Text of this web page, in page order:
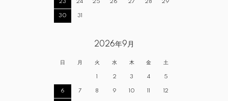
23 24 25 26 27 28 29
30 31
2026年9月
日 月 火 水 木 金 土
2 3 4 5
6 7 8 9 10 12